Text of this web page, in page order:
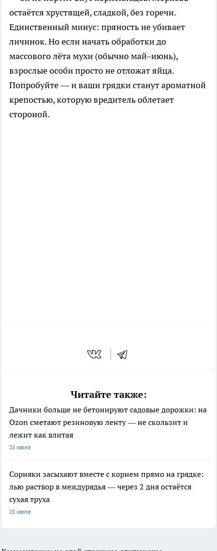
остаётся хрустящей, сладкой, без горечи.
Единственный минус: пряность не убивает
личинок. Но если начать обработки до
массового лёта мухи (обычно май–июнь),
взрослые особи просто не отложат яйца.
Попробуйте — и ваши грядки станут ароматной
крепостью, которую вредитель облетает
стороной.
Читайте также:
Дачники больше не бетонируют садовые дорожки: на
Ozon сметают резиновую ленту — не скользит и
лежит как влитая
25 июля
Сорняки засыхают вместе с корнем прямо на грядке:
лью раствор в междурядья — через 2 дня остаётся
сухая труха
25 июля